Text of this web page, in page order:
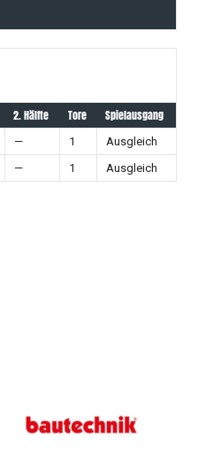
2. Hälfte Tore Spielausgang
— 1
Ausgleich
— 1 Ausgleich